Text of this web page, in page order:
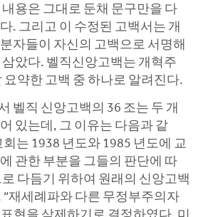
용은 그대로 둔채 문구만을 다
. 그리고 이 수정된 고백서는 개
자들이 자신의 고백으로 서명해
았다. 벨직신앙고백는 개혁주
요약한 고백 중 하나로 알려진다.
벨직 신앙고백의 36 조는 두 개
있는데, 그 이유는 다음과 같
는 1938 년도와 1985 년도에 교
관한 부분을 그들의 판단에 따
다듬기 위하여 원래의 신앙고백
재세례파와 다른 무정부주의자